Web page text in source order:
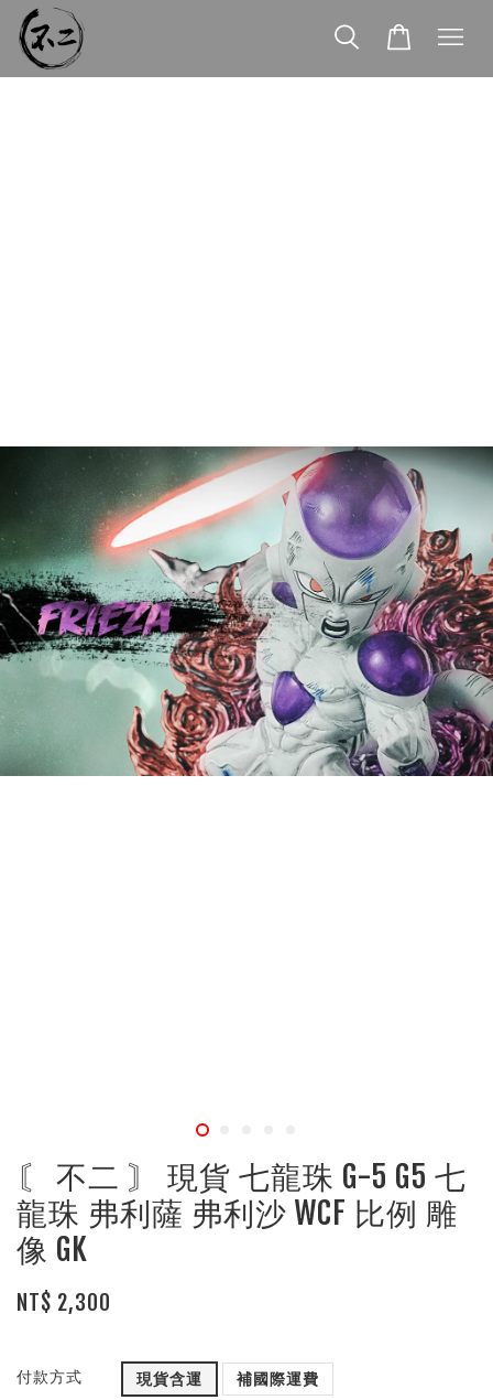
〘 不二 〙 現貨 七龍珠 G-5 G5 七
龍珠 弗利薩 弗利沙 WCF 比例 雕
像 GK
NT$ 2,300
付款方式 現貨含運 補國際運費